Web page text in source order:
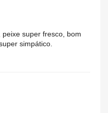
peixe super fresco, bom
simpático.